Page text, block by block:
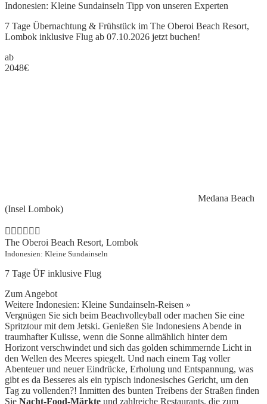
Indonesien: Kleine Sundainseln Tipp von unseren Experten
7 Tage Übernachtung & Frühstück im The Oberoi Beach Resort,
Lombok inklusive Flug ab 07.10.2026 jetzt buchen!
ab
2048€
Medana Beach
(Insel Lombok)
The Oberoi Beach Resort, Lombok
Indonesien: Kleine Sundainseln
7 Tage ÜF inklusive Flug
Zum Angebot
Weitere Indonesien: Kleine Sundainseln-Reisen »
Vergnügen Sie sich beim Beachvolleyball oder machen Sie eine
Spritztour mit dem Jetski. Genießen Sie Indonesiens Abende in
traumhafter Kulisse, wenn die Sonne allmählich hinter dem
Horizont verschwindet und sich das golden schimmernde Licht in
den Wellen des Meeres spiegelt. Und nach einem Tag voller
Abenteuer und neuer Eindrücke, Erholung und Entspannung, was
gibt es da Besseres als ein typisch indonesisches Gericht, um den
Tag zu vollenden?! Inmitten des bunten Treibens der Straßen finden
Sie Nacht-Food-Märkte und zahlreiche Restaurants, die zum